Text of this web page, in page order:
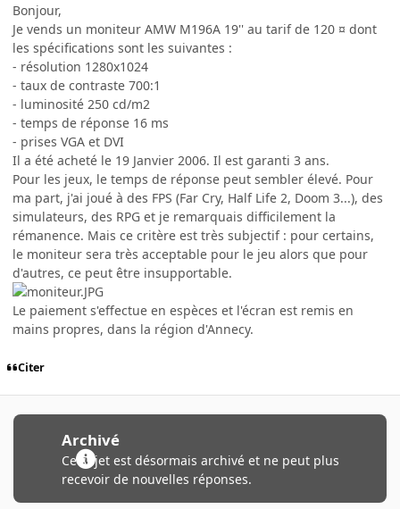
Bonjour,
Je vends un moniteur AMW M196A 19'' au tarif de 120 ¤ dont
les spécifications sont les suivantes :
- résolution 1280x1024
- taux de contraste 700:1
- luminosité 250 cd/m2
- temps de réponse 16 ms
- prises VGA et DVI
Il a été acheté le 19 Janvier 2006. Il est garanti 3 ans.
Pour les jeux, le temps de réponse peut sembler élevé. Pour
ma part, j'ai joué à des FPS (Far Cry, Half Life 2, Doom 3...), des
simulateurs, des RPG et je remarquais difficilement la
rémanence. Mais ce critère est très subjectif : pour certains,
le moniteur sera très acceptable pour le jeu alors que pour
d'autres, ce peut être insupportable.
Le paiement s'effectue en espèces et l'écran est remis en
mains propres, dans la région d'Annecy.
Citer
Archivé
Ce sujet est désormais archivé et ne peut plus
recevoir de nouvelles réponses.